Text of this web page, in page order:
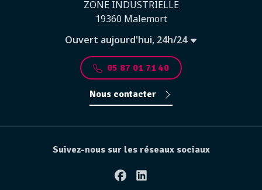
ZONE INDUSTRIELLE
19360 Malemort
Ouvert aujourd'hui, 24h/24
05 87 01 71 40
Nous contacter
Suivez-nous sur les réseaux sociaux
FacebookLinkedin